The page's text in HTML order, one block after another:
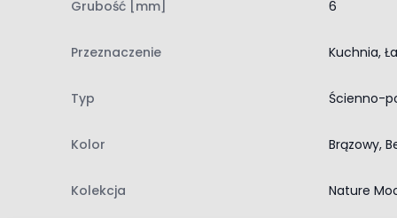
długotrwałym użytkowaniu i funkcjonalności.
Oferowane płytki są produktem wysokiej
łazience, kuchni, salonie czy w kortarzach, a dzięki
Płytki te są rektyfikowane co oznacza, że ich
estetycznego i nowoczesnego efektu końcowego.
Grubość [mm] 6
Przeznaczenie Kuchnia,
Typ Ścienno-
Kolor Brązowy,
Kolekcja Nature